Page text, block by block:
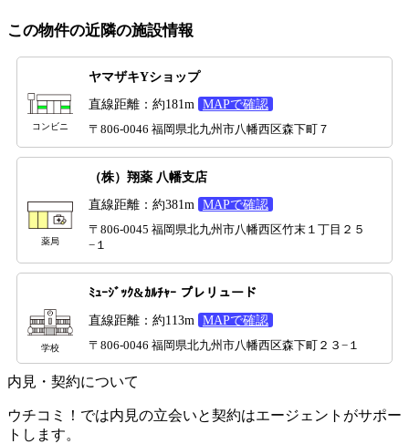
この物件の近隣の施設情報
コンビニ
ヤマザキYショップ
直線距離：約181m
MAPで確認
〒806-0046 福岡県北九州市八幡西区森下町７
薬局
（株）翔薬 八幡支店
直線距離：約381m
MAPで確認
〒806-0045 福岡県北九州市八幡西区竹末１丁目２５
−１
学校
ﾐｭｰｼﾞｯｸ&ｶﾙﾁｬｰ プレリュード
直線距離：約113m
MAPで確認
〒806-0046 福岡県北九州市八幡西区森下町２３−１
内見・契約について
ウチコミ！では内見の立会いと契約はエージェントがサポー
トします。